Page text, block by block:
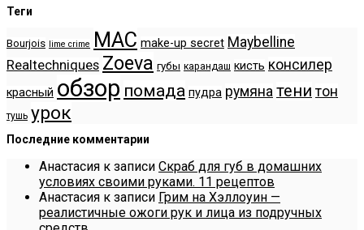
Теги
Bourjois lime crime MAC make-up secret Maybelline
Realtechniques Zoeva губы карандаш кисть консилер
красный обзор помада пудра румяна тени тон
тушь урок
Последние комментарии
Анастасия к записи Скраб для губ в домашних
условиях своими руками. 11 рецептов
Анастасия к записи Грим на Хэллоуин —
реалистичные ожоги рук и лица из подручных